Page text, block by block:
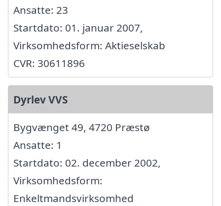
Ansatte: 23
Startdato: 01. januar 2007,
Virksomhedsform: Aktieselskab
CVR: 30611896
Dyrlev VVS
Bygvænget 49, 4720 Præstø
Ansatte: 1
Startdato: 02. december 2002,
Virksomhedsform:
Enkeltmandsvirksomhed